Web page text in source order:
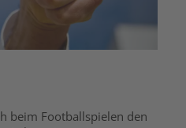
beim Footballspielen den